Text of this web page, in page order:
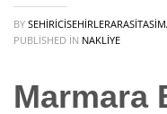
BY
PUBLISHED IN NAKLİYE
Marmara